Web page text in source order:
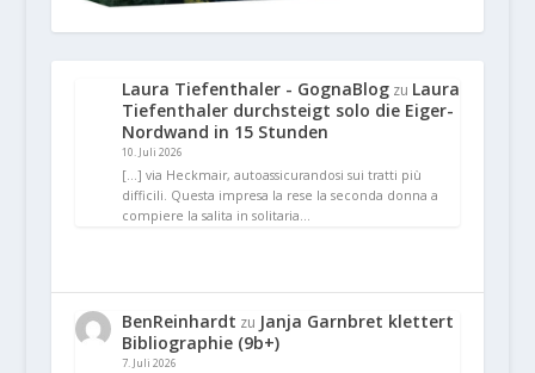
Laura Tiefenthaler - GognaBlogzu Laura
Tiefenthaler durchsteigt solo die Eiger-
Nordwand in 15 Stunden
10. Juli 2026
[…] via Heckmair, autoassicurandosi sui tratti più
difficili. Questa impresa la rese la seconda donna a
compiere la salita in solitaria…
BenReinhardt zu Janja Garnbret klettert
Bibliographie (9b+)
7. Juli 2026